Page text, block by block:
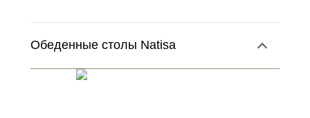
Обеденные столы Natisa